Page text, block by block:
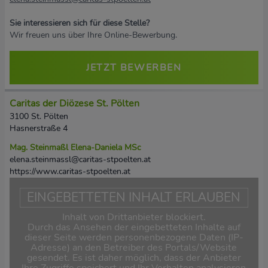
Sie interessieren sich für diese Stelle?
Wir freuen uns über Ihre Online-Bewerbung.
JETZT BEWERBEN
Caritas der Diözese St. Pölten
3100 St. Pölten
Hasnerstraße 4
Mag. Steinmaßl Elena-Daniela MSc
elena.steinmassl@caritas-stpoelten.at
https://www.caritas-stpoelten.at
EINGEBETTETEN INHALT ERLAUBEN
Inhalt von Drittanbieter blockiert.
Durch das Ansehen der eingebetteten Inhalte auf
dieser Seite werden personenbezogene Daten (IP-
Adresse) an den Betreiber des Portals/Website
gesendet. Es ist daher möglich, dass der Anbieter